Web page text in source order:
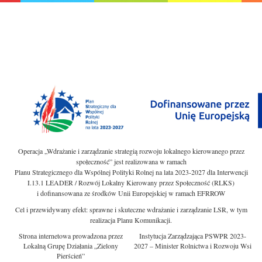
Operacja „Wdrażanie i zarządzanie strategią rozwoju lokalnego kierowanego przez
społeczność” jest realizowana w ramach
Planu Strategicznego dla Wspólnej Polityki Rolnej na lata 2023-2027 dla Interwencji
I.13.1 LEADER / Rozwój Lokalny Kierowany przez Społeczność (RLKS)
i dofinansowana ze środków Unii Europejskiej w ramach EFRROW
Cel i przewidywany efekt: sprawne i skuteczne wdrażanie i zarządzanie LSR, w tym
realizacja Planu Komunikacji.
Strona internetowa prowadzona przez
Lokalną Grupę Działania „Zielony
Pierścień”
Instytucja Zarządzająca PSWPR 2023-
2027 – Minister Rolnictwa i Rozwoju Wsi